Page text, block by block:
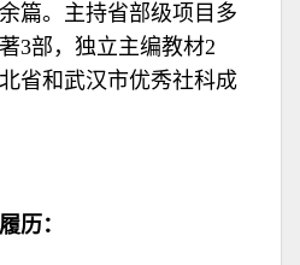
篇。主持省部级项目多
3部，独立主编教材2
省和武汉市优秀社科成
历：